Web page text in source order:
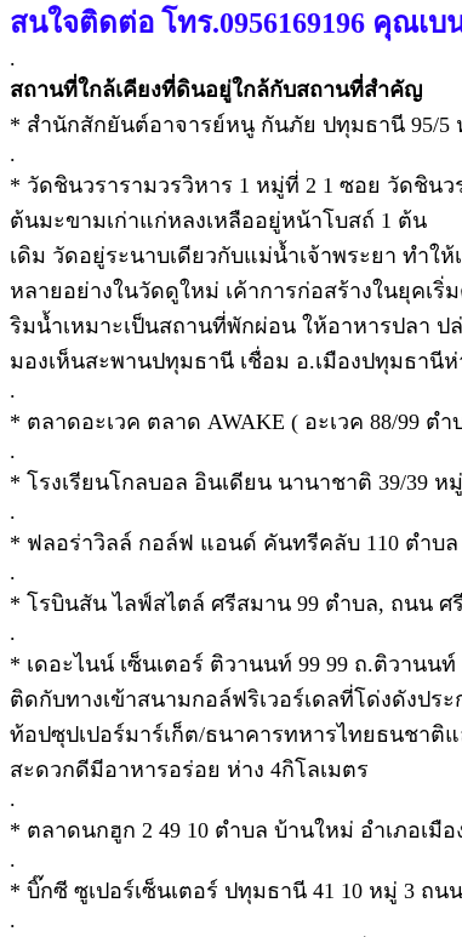
สนใจติดต่อ โทร.0956169196 คุณเบ
.
สถานที่ใกล้เคียงที่ดินอยู่ใกล้กับสถานที่สำคัญ
* สำนักสักยันต์อาจารย์หนู กันภัย ปทุมธานี 95/5
.
* วัดชินวรารามวรวิหาร 1 หมู่ที่ 2 1 ซอย วัดชิน
ต้นมะขามเก่าแก่หลงเหลืออยู่หน้าโบสถ์ 1 ต้น
เดิม วัดอยู่ระนาบเดียวกับแม่น้ำเจ้าพระยา ทำ
หลายอย่างในวัดดูใหม่ เค้าการก่อสร้างในยุคเ
ริมน้ำเหมาะเป็นสถานที่พักผ่อน ให้อาหารปลา ป
มองเห็นสะพานปทุมธานี เชื่อม อ.เมืองปทุมธานีห่
.
* ตลาดอะเวค ตลาด AWAKE ( อะเวค 88/99 ต
.
* โรงเรียนโกลบอล อินเดียน นานาชาติ 39/39
.
* ฟลอร่าวิลล์ กอล์ฟ แอนด์ คันทรีคลับ 110 ตำบล
.
* โรบินสัน ไลฟ์สไตล์ ศรีสมาน 99 ตําบล, ถนน ศ
.
* เดอะไนน์ เซ็นเตอร์ ติวานนท์ 99 99 ถ.ติวาน
ติดกับทางเข้าสนามกอล์ฟริเวอร์เดลที่โด่งดังป
ท้อปซุปเปอร์มาร์เก็ต/ธนาคารทหารไทยธนชา
สะดวกดีมีอาหารอร่อย ห่าง 4กิโลเมตร
.
* ตลาดนกฮูก 2 49 10 ตำบล บ้านใหม่ อำเภอเมื
.
* บิ๊กซี ซูเปอร์เซ็นเตอร์ ปทุมธานี 41 10 หมู่ 3 ถ
.